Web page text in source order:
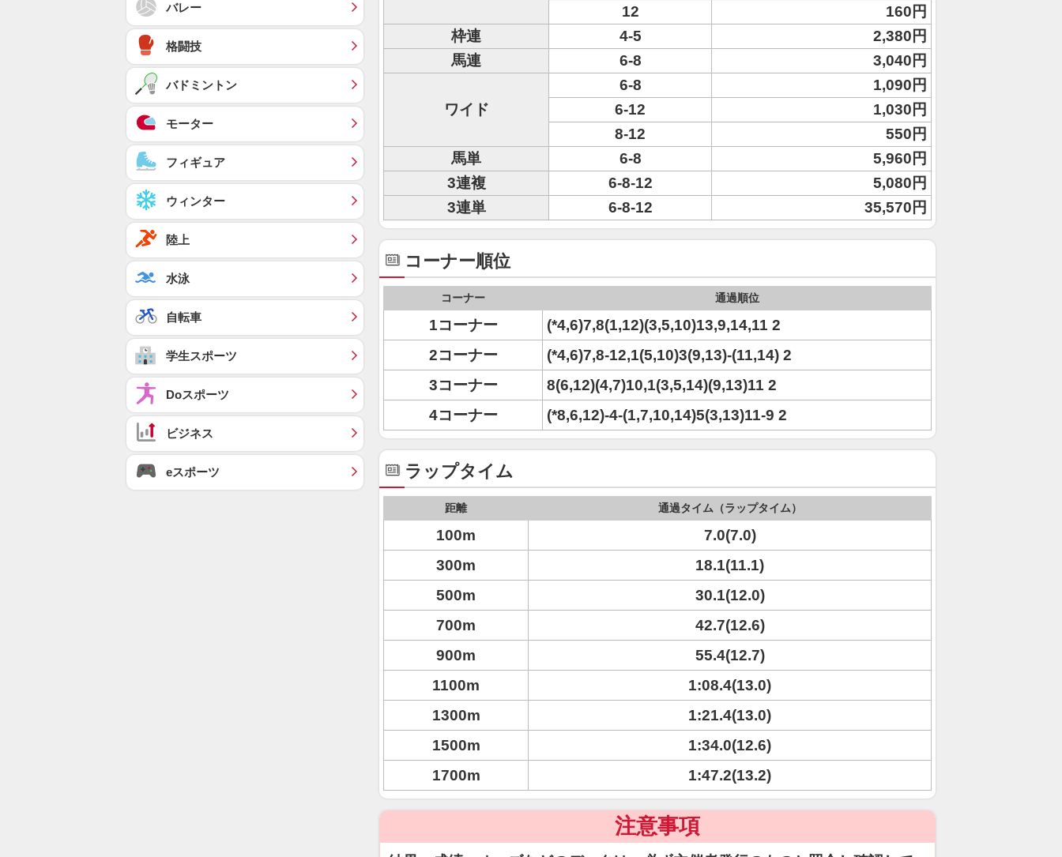
12
160円
枠連
4-5
2,380円
馬連
6-8 3,040円
ワイド
6-8
1,090円
6-12
1,030円
8-12
550円
馬単
6-8
5,960円
3連複
6-8-12
5,080円
3連単
6-8-12 35,570円
コーナー順位
コーナー 通過順位
1コーナー
(*4,6)7,8(1,12)(3,5,10)13,9,14,11 2
2コーナー
(*4,6)7,8-12,1(5,10)3(9,13)-(11,14) 2
3コーナー
8(6,12)(4,7)10,1(3,5,14)(9,13)11 2
4コーナー
(*8,6,12)-4-(1,7,10,14)5(3,13)11-9 2
ラップタイム
距離 通過タイム（ラップタイム）
100m
7.0(7.0)
300m
18.1(11.1)
500m
30.1(12.0)
700m
42.7(12.6)
900m
55.4(12.7)
1100m
1:08.4(13.0)
1300m
1:21.4(13.0)
1500m
1:34.0(12.6)
1700m
1:47.2(13.2)
注意事項
バレー
格闘技
バドミントン
モーター
フィギュア
ウィンター
陸上
水泳
自転車
学生スポーツ
Doスポーツ
ビジネス
eスポーツ